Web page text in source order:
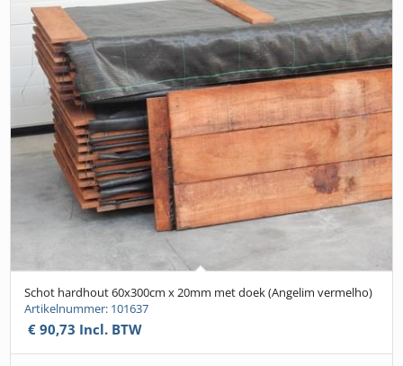
Schot hardhout 60x300cm x 20mm met doek (Angelim vermelho)
Artikelnummer: 101637
€ 90,73 Incl. BTW